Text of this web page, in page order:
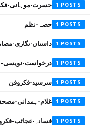
حسرت-موہانی- 1
حصہ-نظم 1
داستان-نگاری- 1
درخواست-نویسی- 1
سرسید-فکروفن 1
غلام-ہمدانی- 1
فسانہ-عجائب- 1